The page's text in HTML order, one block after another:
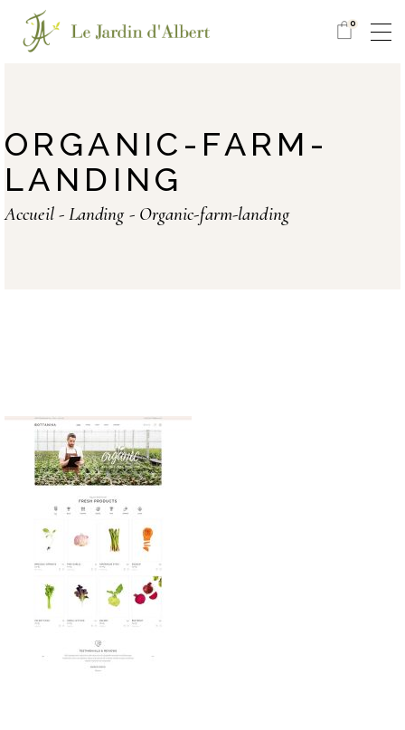
0
ORGANIC-FARM-
LANDING
Accueil Landing Organic-farm-landing